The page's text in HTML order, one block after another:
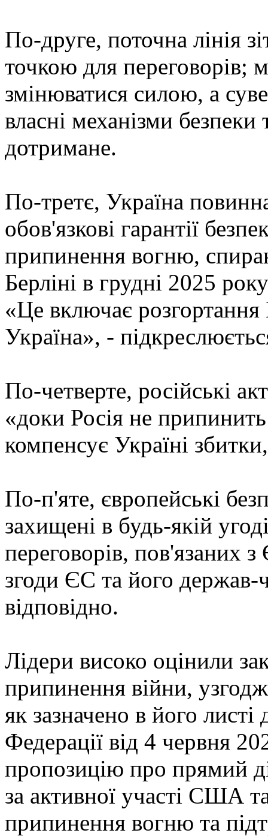
По-друге, поточна лінія
точкою для переговорів;
змінюватися силою, а
власні механізми
дотримане.
По-третє, Україна
обов'язкові гарантії
припинення вогню,
Берліні в грудні 2025
«Це включає розгортання
Україна», -
По-четверте, російські
«доки Росія не
компенсує Україні
По-п'яте, європейські
захищені в будь-якій
переговорів, пов'язаних
згоди ЄС та його
відповідно.
Лідери високо оцінили
припинення війни,
як зазначено в його листі
Федерації від 4 червня
пропозицію про прямий
за активної участі США
припинення вогню та